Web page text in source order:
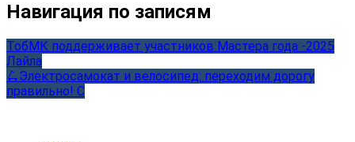
Навигация по записям
ТобМК поддерживает участников Мастера года -2025
Лайла
🛴Электросамокат и велосипед: переходим дорогу
правильно! С